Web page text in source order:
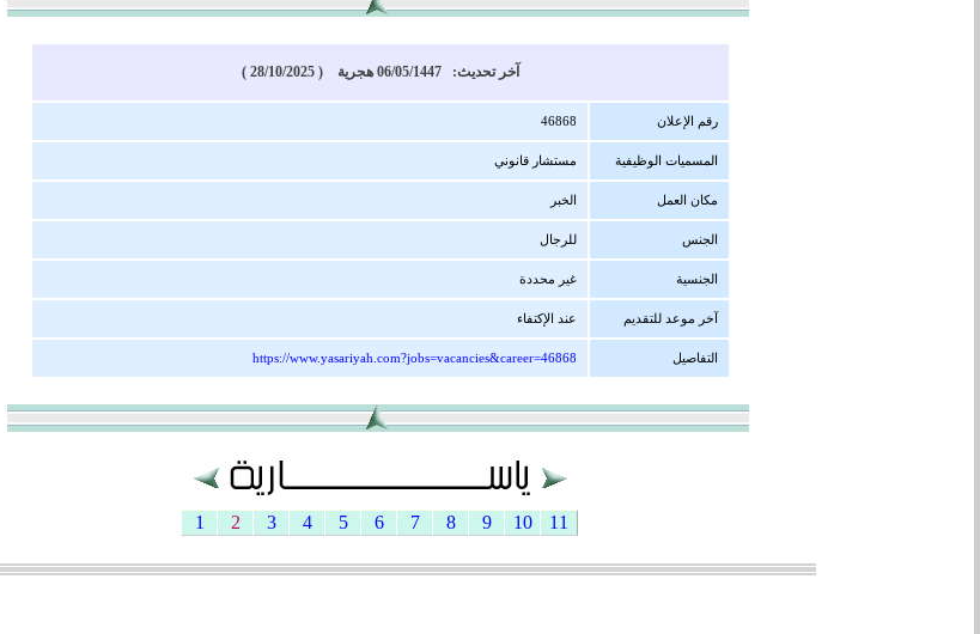
آخر تحديث: 06/05/1447 هجرية ( 28/10/2025 )
رقم الإعلان 46868
المسميات الوظيفية مستشار قانوني
مكان العمل الخبر
الجنس للرجال
الجنسية غير محددة
آخر موعد للتقديم عند الإكتفاء
التفاصيل https://www.yasariyah.com?jobs=vacancies&career=46868
11
10
9
8
7
6
5
4
3
2
1